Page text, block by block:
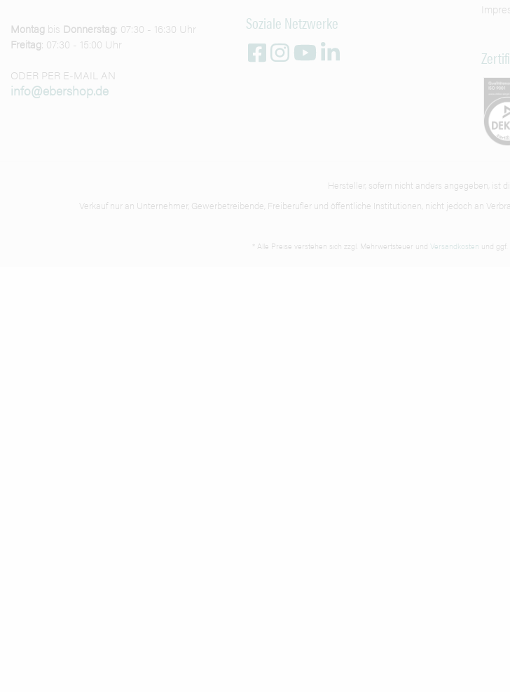
Montag bis Donnerstag: 07:30 - 16:30 Uhr
Freitag: 07:30 - 15:00 Uhr
ODER PER E-MAIL AN
info@ebershop.de
Soziale Netzwerke
Hersteller, sofern nicht anders angegeben, ist
Verkauf nur an Unternehmer, Gewerbetreibende, Freiberufler und öffentliche Institutionen, nicht jedoch an
* Alle Preise verstehen sich zzgl. Mehrwertsteuer und Versandkosten und